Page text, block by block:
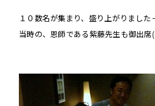
１０数名が集まり、盛り上がりました
当時の、恩師である紫藤先生も御出席